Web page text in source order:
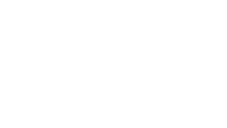
(KompVz BW) registrieren.
Württemberg.
Formulare einzutragen und zu
angelegt, beantragt, genehmigt)